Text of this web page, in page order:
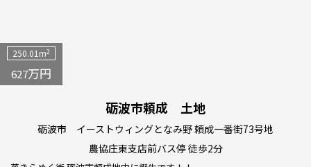
250.01m2
627万円
砺波市頼成 土地
砺波市 イーストウィングとなみ野 頼成一番街73号地
農協庄東支店前バス停 徒歩2分